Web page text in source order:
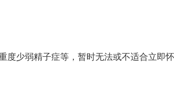
度少弱精子症等，暂时无法或不适合立即